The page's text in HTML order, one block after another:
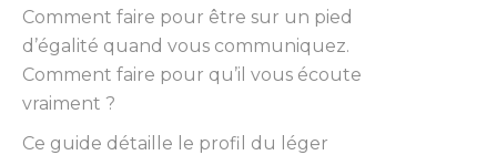
Comment faire pour être sur un pied
d’égalité quand vous communiquez.
Comment faire pour qu’il vous écoute
vraiment ?
Ce guide détaille le profil du léger